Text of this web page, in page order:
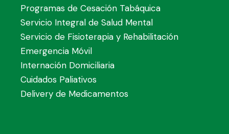
Programas de Cesación Tabáquica
Servicio Integral de Salud Mental
Servicio de Fisioterapia y Rehabilitación
Emergencia Móvil
Internación Domiciliaria
Cuidados Paliativos
Delivery de Medicamentos